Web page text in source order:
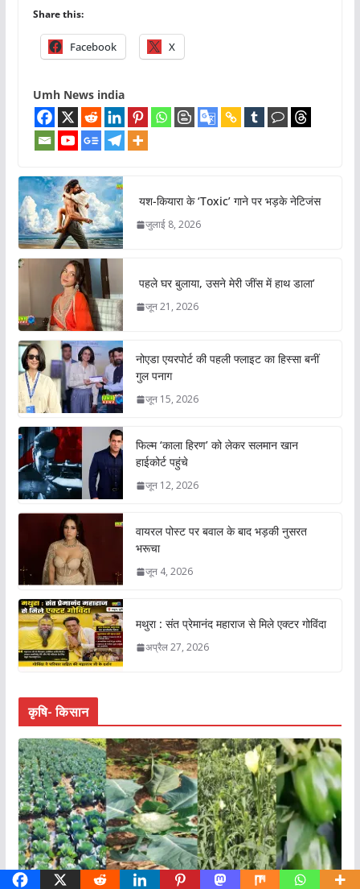
Share this:
Facebook X
Umh News india
यश-कियारा के ‘Toxic’ गाने पर भड़के नेटिजंस
जुलाई 8, 2026
पहले घर बुलाया, उसने मेरी जींस में हाथ डाला’
जून 21, 2026
नोएडा एयरपोर्ट की पहली फ्लाइट का हिस्सा बनीं
गुल पनाग
जून 15, 2026
फिल्म ‘काला हिरण’ को लेकर सलमान खान
हाईकोर्ट पहुंचे
जून 12, 2026
वायरल पोस्ट पर बवाल के बाद भड़की नुसरत
भरूचा
जून 4, 2026
मथुरा : संत प्रेमानंद महाराज से मिले एक्टर गोविंदा
अप्रैल 27, 2026
कृषि- किसान